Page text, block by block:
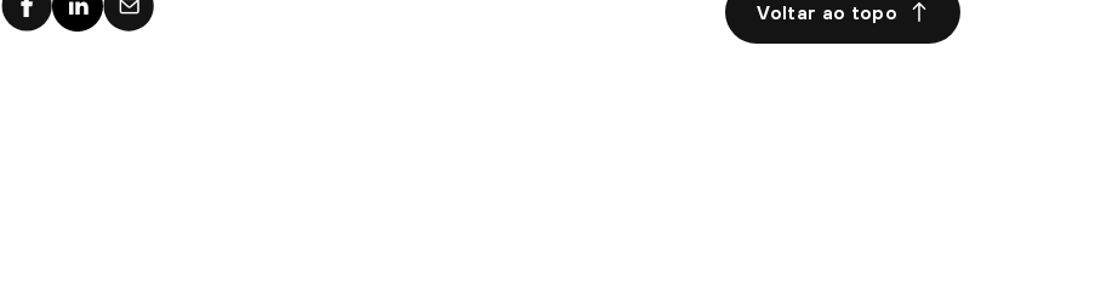
Voltar ao topo